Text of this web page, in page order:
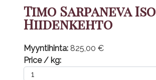
Timo Sarpaneva Iso
Hiidenkehto
Myyntihinta: 825,00 €
Price / kg: